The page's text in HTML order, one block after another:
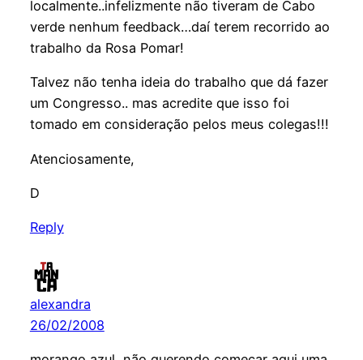
localmente..infelizmente não tiveram de Cabo
verde nenhum feedback…daí terem recorrido ao
trabalho da Rosa Pomar!
Talvez não tenha ideia do trabalho que dá fazer
um Congresso.. mas acredite que isso foi
tomado em consideração pelos meus colegas!!!
Atenciosamente,
D
Reply
alexandra
26/02/2008